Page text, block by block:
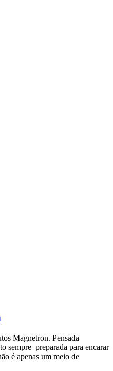
Magnetron. Pensada
sempre preparada para encarar
é apenas um meio de